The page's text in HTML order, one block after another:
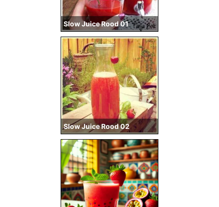
Slow Juice Rood 01
Slow Juice Rood 02